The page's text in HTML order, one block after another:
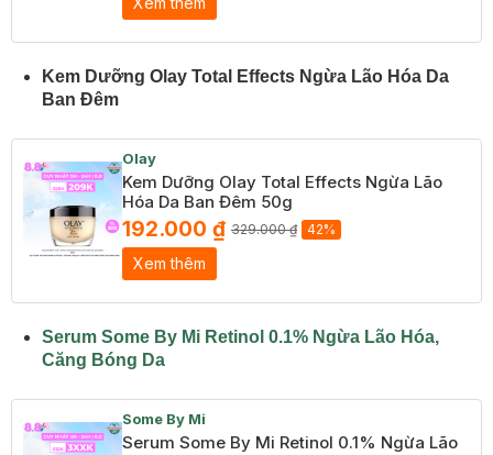
Kem Dưỡng Olay Total Effects Ngừa Lão Hóa Da
Ban Đêm
Olay
Kem Dưỡng Olay Total Effects Ngừa Lão
Hóa Da Ban Đêm 50g
192.000 ₫ 329.000 ₫ 42%
Xem thêm
Serum Some By Mi Retinol 0.1% Ngừa Lão Hóa,
Căng Bóng Da
Some By Mi
Serum Some By Mi Retinol 0.1% Ngừa Lão